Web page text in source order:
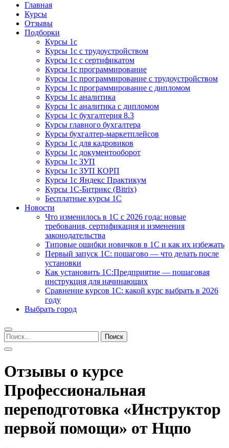
Курсы 1С
Курсы 1С официальная сертификация
Главная
Курсы
Отзывы
Подборки
Курсы 1с
Курсы 1с с трудоустройством
Курсы 1с с сертификатом
Курсы 1с программирование
Курсы 1с программирование с трудоустройством
Курсы 1с программирование с дипломом
Курсы 1с аналитика
Курсы 1с аналитика с дипломом
Курсы 1с бухгалтерия 8.3
Курсы главного бухгалтера
Курсы бухгалтер-маркетплейсов
Курсы 1с для кадровиков
Курсы 1с документооборот
Курсы 1с ЗУП
Курсы 1с ЗУП КОРП
Курсы 1с Яндекс Практикум
Курсы 1С-Битрикс (Bitrix)
Бесплатные курсы 1С
Новости
Что изменилось в 1С с 2026 года: новые
требования, сертификация и изменения
законодательства
Типовые ошибки новичков в 1С и как их избежать
Первый запуск 1С: пошагово — что делать после
установки
Как установить 1С:Предприятие — пошаговая
инструкция для начинающих
Сравнение курсов 1С: какой курс выбрать в 2026
году
Выбрать город
Найти:
Отзывы о курсе
Профессиональная
переподготовка «Инструктор
первой помощи» от Нцпо